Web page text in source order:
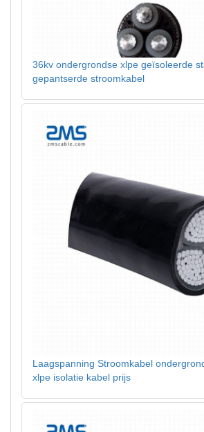
36kv ondergrondse xlpe geïsoleerde
gepantserde stroomkabel
Laagspanning Stroomkabel
xlpe isolatie kabel prijs